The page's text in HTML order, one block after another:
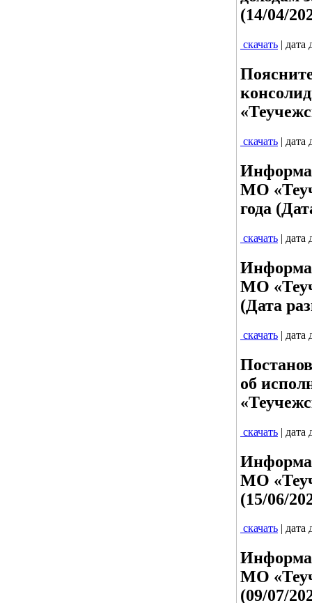
(14/04/
скачать | дата
скачать | дата
МО
года
скачать | дата
МО
(Дата
скачать | дата
об
скачать | дата
МО
(15/06/
скачать | дата
МО
(09/07/